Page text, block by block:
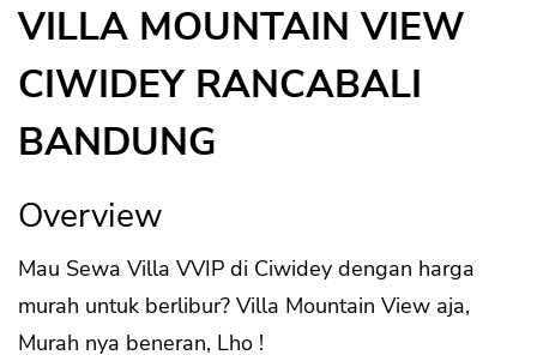
VILLA MOUNTAIN VIEW
CIWIDEY RANCABALI
BANDUNG
Overview
Mau Sewa Villa VVIP di Ciwidey dengan harga
murah untuk berlibur? Villa Mountain View aja,
Murah nya beneran, Lho !